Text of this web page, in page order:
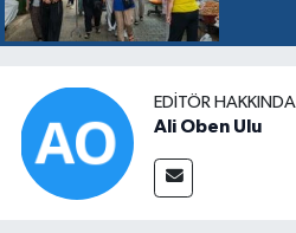
EDITÖR HAKKINDA
Ali Oben Ulu